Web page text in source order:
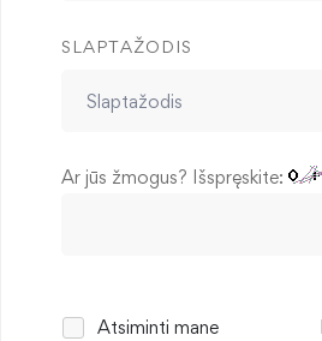
SLAPTAŽODIS
Ar jūs žmogus? Išspręskite:
Atsiminti mane